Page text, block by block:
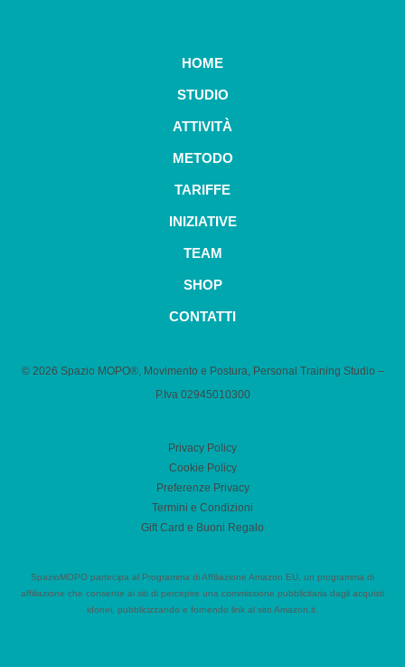
HOME
STUDIO
ATTIVITÀ
METODO
TARIFFE
INIZIATIVE
TEAM
SHOP
CONTATTI
© 2026 Spazio MOPO®, Movimento e Postura, Personal Training Studio –
P.Iva 0​2945010300
Privacy Policy
Cookie Policy
Preferenze Privacy
Termini e Condizioni
Gift Card e Buoni Regalo
SpazioMOPO partecipa al Programma di Affiliazione Amazon EU, un programma di
affiliazione che consente ai siti di percepire una commissione pubblicitaria dagli acquisti
idonei, pubblicizzando e fornendo link al sito Amazon.it.